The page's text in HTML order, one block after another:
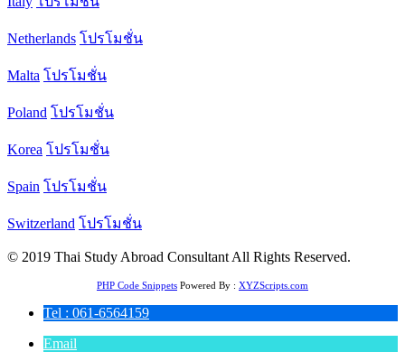
Netherlands โปรโมชั่น
Malta โปรโมชั่น
Poland โปรโมชั่น
Korea โปรโมชั่น
Spain โปรโมชั่น
Switzerland โปรโมชั่น
© 2019 Thai Study Abroad Consultant All Rights Reserved.
PHP Code Snippets Powered By : XYZScripts.com
Tel : 061-6564159
Email